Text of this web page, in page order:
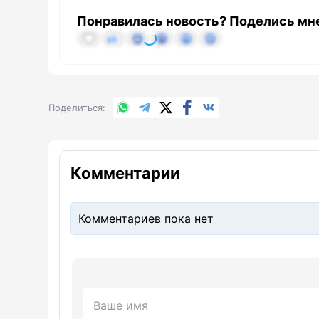
Понравилась новость? Поделись
Поделиться WhatsApp
TelegramX.comFacebook
Комментарии
Комментариев пока нет